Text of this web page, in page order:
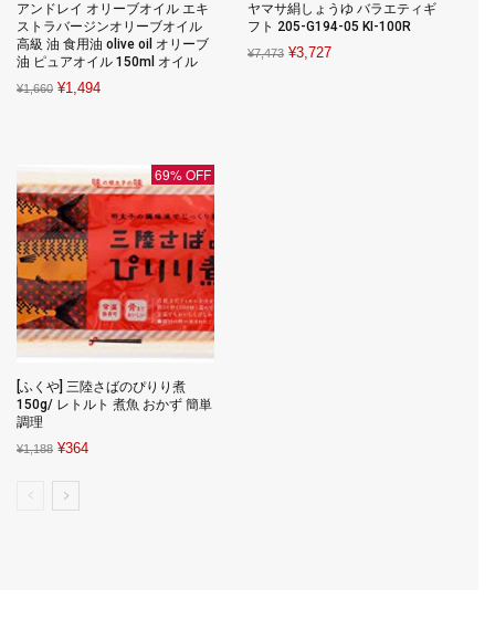
アンドレイ オリーブオイル エキ
ストラバージンオリーブオイル
高級 油 食用油 olive oil オリーブ
油 ピュアオイル 150ml オイル
¥1,660 Original
¥1,494Current
ヤマサ絹しょうゆ バラエティギ
フト 205-G194-05 KI-100R
¥7,473 Original
¥3,727Current
69% OFF
[ふくや] 三陸さばのぴりり煮
150g/ レトルト 煮魚 おかず 簡単
調理
¥1,188 Original
was:
¥364Current